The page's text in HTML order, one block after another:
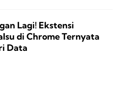
Lagi! Ekstensi
di Chrome Ternyata
Data